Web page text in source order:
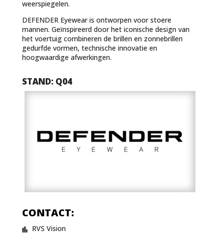
weerspiegelen.
DEFENDER Eyewear is ontworpen voor stoere
mannen. Geïnspireerd door het iconische design van
het voertuig combineren de brillen en zonnebrillen
gedurfde vormen, technische innovatie en
hoogwaardige afwerkingen.
STAND: Q04
CONTACT:
 RVS Vision